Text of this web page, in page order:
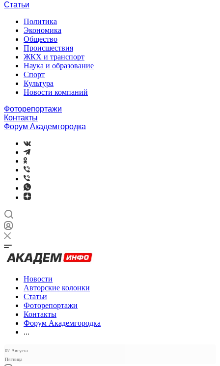
Статьи
Политика
Экономика
Общество
Происшествия
ЖКХ и транспорт
Наука и образование
Спорт
Культура
Новости компаний
Фоторепортажи
Контакты
Форум Академгородка
Новости
Авторские колонки
Статьи
Фоторепортажи
Контакты
Форум Академгородка
...
07 Августа
Пятница